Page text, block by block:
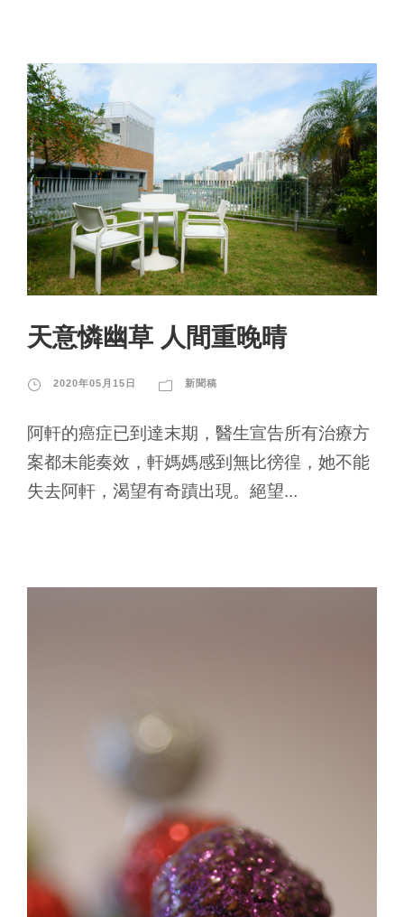
天意憐幽草 人間重晚晴
2020年05月15日 新聞稿
阿軒的癌症已到達末期，醫生宣告所有治療方
案都未能奏效，軒媽媽感到無比徬徨，她不能
失去阿軒，渴望有奇蹟出現。絕望...